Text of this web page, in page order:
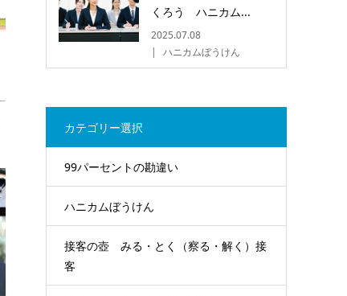
くろう ハニカム...
2025.07.08
ハニカムぼうけん
カテゴリー選択
99パーセントの勘違い
ハニカムぼうけん
接客の壺 みる・とく（察る・解く）接
客